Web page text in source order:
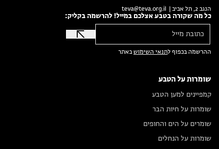
הנגב 2, תל אביב | teva@teva.org.il
כל מה שקורה בטבע אצלכם במייל! להרשמה בקליק:
ההרשמה בכפוף לתנאי השימושבאתר
שומרות על הטבע
קמפיינים למען הטבע
שומרות על חיות הבר
שומרים על הים והחופים
שומרות על הנחלים